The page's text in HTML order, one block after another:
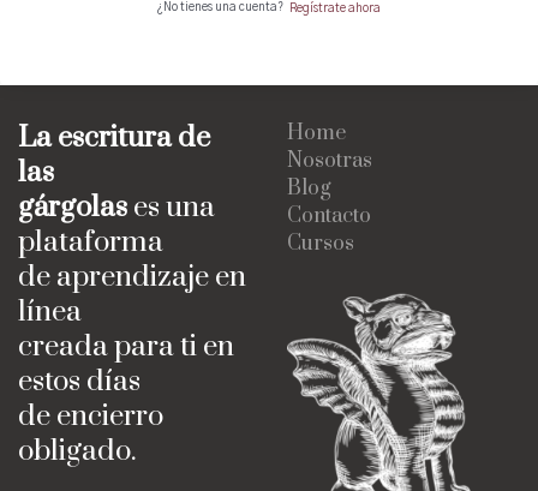
¿No tienes una cuenta? Regístrate ahora
La escritura de
las
gárgolas es una
plataforma
de aprendizaje en
línea
creada para ti en
estos días
de encierro
obligado.
Home
Nosotras
Blog
Contacto
Cursos